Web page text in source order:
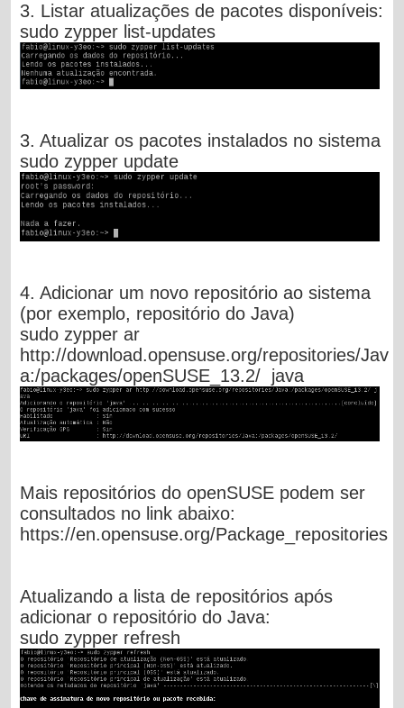
3. Listar atualizações de pacotes disponíveis:
sudo zypper list-updates
3. Atualizar os pacotes instalados no sistema
sudo zypper update
4. Adicionar um novo repositório ao sistema
(por exemplo, repositório do Java)
sudo zypper ar
http://download.opensuse.org/repositories/Jav
a:/packages/openSUSE_13.2/ java
Mais repositórios do openSUSE podem ser
consultados no link abaixo:
https://en.opensuse.org/Package_repositories
Atualizando a lista de repositórios após
adicionar o repositório do Java:
sudo zypper refresh